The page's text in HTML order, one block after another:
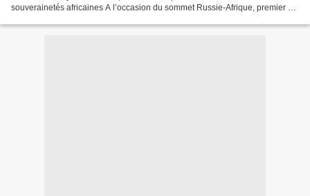
souverainetés africaines A l’occasion du sommet Russie-Afrique, premier du